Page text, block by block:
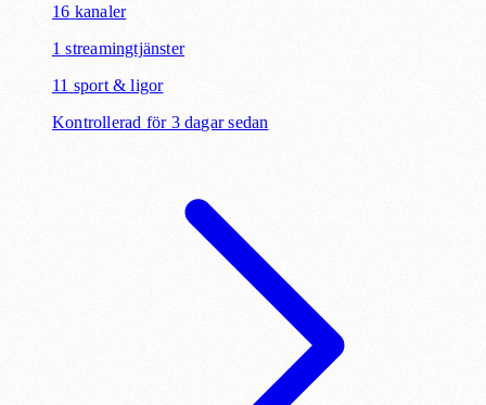
16 kanaler
1 streamingtjänster
11 sport & ligor
Kontrollerad för 3 dagar sedan